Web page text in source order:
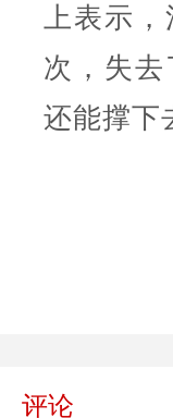
上表示
次，失
还能撑下
评论